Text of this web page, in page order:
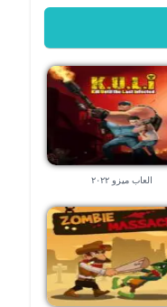
العاب ميزو ٢٠٢٢